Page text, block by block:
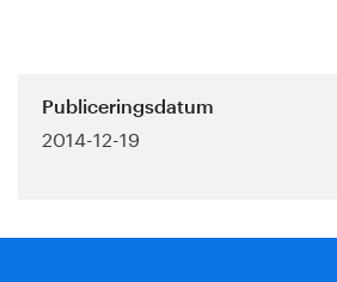
Publiceringsdatum
2014-12-19